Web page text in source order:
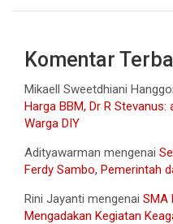
Komentar
Mikaell Sweetdhiani
Harga BBM, Dr R
Warga DIY
Adityawarman mengenai
Ferdy Sambo, Pemerintah
Rini Jayanti mengenai SMA
Mengadakan Kegiatan